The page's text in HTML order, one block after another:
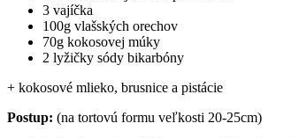
3 vajíčka
100g vlašských orechov
70g kokosovej múky
2 lyžičky sódy bikarbóny
+ kokosové mlieko, brusnice a pistácie
Postup: (na tortovú formu veľkosti 20-25cm)